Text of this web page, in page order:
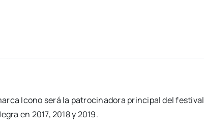
Icono será la patro­ci­na­do­ra prin­ci­pal del fes­ti­val
en 2017, 2018 y 2019.